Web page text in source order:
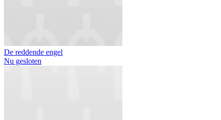
De reddende engel
Nu gesloten